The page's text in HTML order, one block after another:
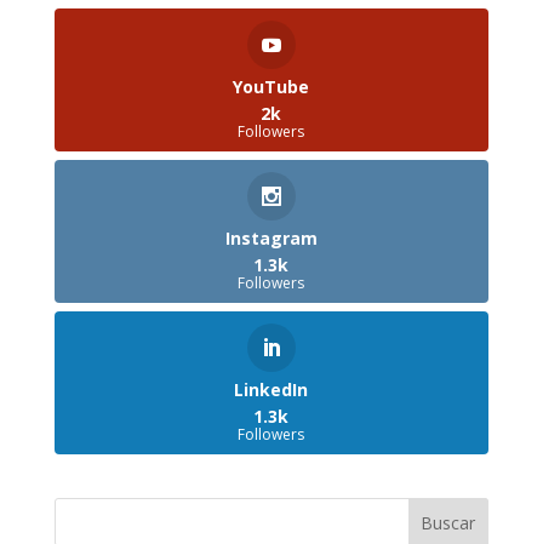
YouTube
2k
Followers
Instagram
1.3k
Followers
LinkedIn
1.3k
Followers